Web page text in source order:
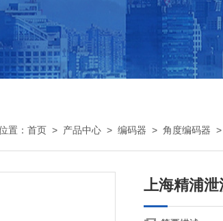
置：首页 > 产品中心 >编码器 >角度编码器
上海精浦